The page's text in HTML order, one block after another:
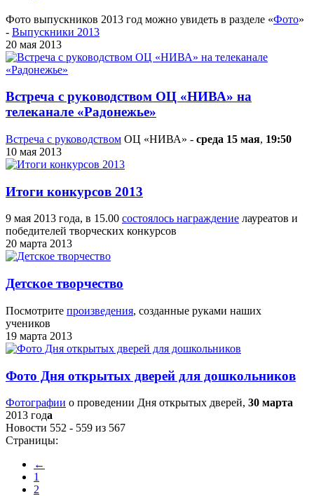
Фото выпускников 2013 год можно увидеть в разделе «Фото»
- Выпускники 2013
20 мая 2013
Встреча с руководством ОЦ «НИВА» на
телеканале «Радонежье»
Встреча с руководством ОЦ «НИВА» - среда 15 мая, 19:50
10 мая 2013
Итоги конкурсов 2013
9 мая 2013 года, в 15.00 состоялось награждение лауреатов и
победителей творческих конкурсов
20 марта 2013
Детское творчество
Посмотрите произведения, созданные руками наших
учеников
19 марта 2013
Фото Дня открытых дверей для дошкольников
Фотографии о проведении Дня открытых дверей, 30 марта
2013 года
Новости 552 - 559 из 567
Страницы:
←
1
2